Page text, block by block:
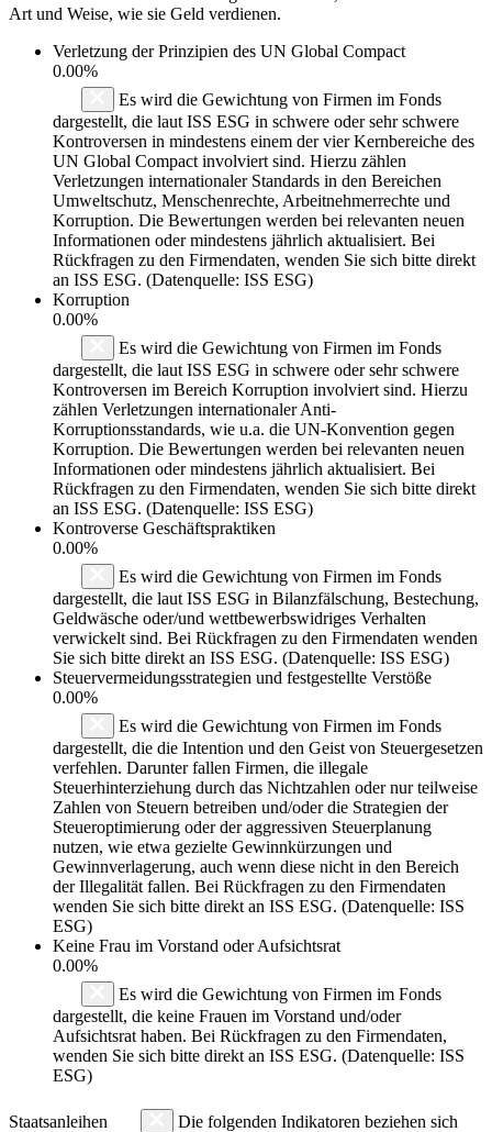
Art und Weise, wie sie Geld verdienen.
Verletzung der Prinzipien des UN Global Compact
0.00%
Es wird die Gewichtung von Firmen im Fonds
dargestellt, die laut ISS ESG in schwere oder sehr schwere
Kontroversen in mindestens einem der vier Kernbereiche des
UN Global Compact involviert sind. Hierzu zählen
Verletzungen internationaler Standards in den Bereichen
Umweltschutz, Menschenrechte, Arbeitnehmerrechte und
Korruption. Die Bewertungen werden bei relevanten neuen
Informationen oder mindestens jährlich aktualisiert. Bei
Rückfragen zu den Firmendaten, wenden Sie sich bitte direkt
an ISS ESG. (Datenquelle: ISS ESG)
Korruption
0.00%
Es wird die Gewichtung von Firmen im Fonds
dargestellt, die laut ISS ESG in schwere oder sehr schwere
Kontroversen im Bereich Korruption involviert sind. Hierzu
zählen Verletzungen internationaler Anti-
Korruptionsstandards, wie u.a. die UN-Konvention gegen
Korruption. Die Bewertungen werden bei relevanten neuen
Informationen oder mindestens jährlich aktualisiert. Bei
Rückfragen zu den Firmendaten, wenden Sie sich bitte direkt
an ISS ESG. (Datenquelle: ISS ESG)
Kontroverse Geschäftspraktiken
0.00%
Es wird die Gewichtung von Firmen im Fonds
dargestellt, die laut ISS ESG in Bilanzfälschung, Bestechung,
Geldwäsche oder/und wettbewerbswidriges Verhalten
verwickelt sind. Bei Rückfragen zu den Firmendaten wenden
Sie sich bitte direkt an ISS ESG. (Datenquelle: ISS ESG)
Steuervermeidungsstrategien und festgestellte Verstöße
0.00%
Es wird die Gewichtung von Firmen im Fonds
dargestellt, die die Intention und den Geist von Steuergesetzen
verfehlen. Darunter fallen Firmen, die illegale
Steuerhinterziehung durch das Nichtzahlen oder nur teilweise
Zahlen von Steuern betreiben und/oder die Strategien der
Steueroptimierung oder der aggressiven Steuerplanung
nutzen, wie etwa gezielte Gewinnkürzungen und
Gewinnverlagerung, auch wenn diese nicht in den Bereich
der Illegalität fallen. Bei Rückfragen zu den Firmendaten
wenden Sie sich bitte direkt an ISS ESG. (Datenquelle: ISS
ESG)
Keine Frau im Vorstand oder Aufsichtsrat
0.00%
Es wird die Gewichtung von Firmen im Fonds
dargestellt, die keine Frauen im Vorstand und/oder
Aufsichtsrat haben. Bei Rückfragen zu den Firmendaten,
wenden Sie sich bitte direkt an ISS ESG. (Datenquelle: ISS
ESG)
Staatsanleihen
Die folgenden Indikatoren beziehen sich